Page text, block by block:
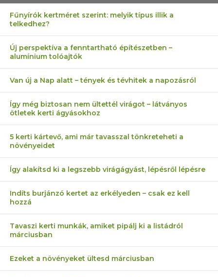
Fűnyírók kertméret szerint: melyik típus illik a
telkedhez?
Új perspektíva a fenntartható építészetben –
alumínium tolóajtók
Van új a Nap alatt – tények és tévhitek a napozásról
Így még biztosan nem ültettél virágot – látványos
ötletek kerti ágyásokhoz
5 kerti kártevő, ami már tavasszal tönkreteheti a
növényeidet
Így alakítsd ki a legszebb virágágyást, lépésről lépésre
Indíts burjánzó kertet az erkélyeden – csak ez kell
hozzá
Tavaszi kerti munkák, amiket pipálj ki a listádról
márciusban
Ezeket a növényeket ültesd márciusban